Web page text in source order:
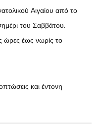
Αιγαίου από το
του Σαββάτου.
ώρες έως νωρίς το
και έντονη